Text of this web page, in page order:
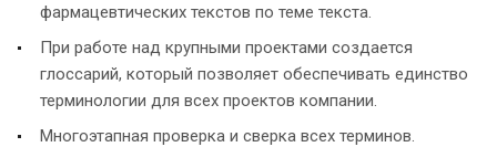
фармацевтических текстов по теме текста.
При работе над крупными проектами создается
глоссарий, который позволяет обеспечивать единство
терминологии для всех проектов компании.
Многоэтапная проверка и сверка всех терминов.